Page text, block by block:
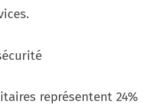
représentent 24%